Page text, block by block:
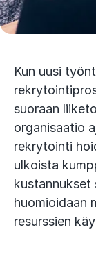
Kun uusi
suoraan
organisaatio
rekrytointi
ulkoista
huomioidaan
resurssien